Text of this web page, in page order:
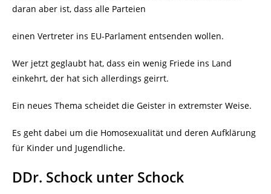
daran aber ist, dass alle Parteien
einen Vertreter ins EU-Parlament entsenden wollen.
Wer jetzt geglaubt hat, dass ein wenig Friede ins Land
einkehrt, der hat sich allerdings geirrt.
Ein neues Thema scheidet die Geister in extremster Weise.
Es geht dabei um die Homosexualität und deren Aufklärung
für Kinder und Jugendliche.
DDr. Schock unter Schock